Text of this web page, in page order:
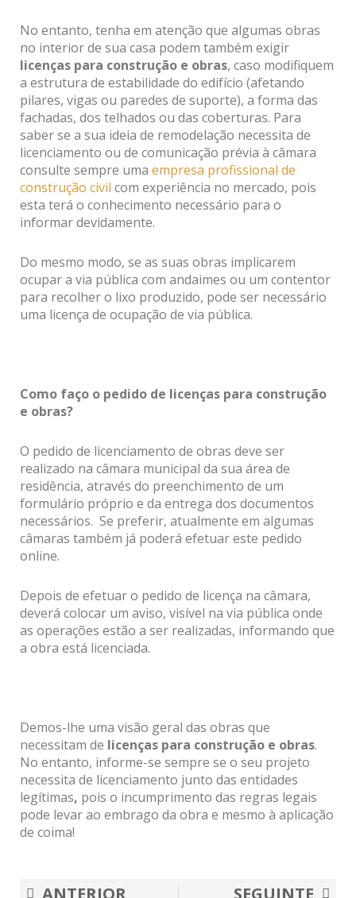
No entanto, tenha em atenção que algumas obras
no interior de sua casa podem também exigir
licenças para construção e obras, caso modifiquem
a estrutura de estabilidade do edifício (afetando
pilares, vigas ou paredes de suporte), a forma das
fachadas, dos telhados ou das coberturas. Para
saber se a sua ideia de remodelação necessita de
licenciamento ou de comunicação prévia à câmara
consulte sempre uma empresa profissional de
construção civil com experiência no mercado, pois
esta terá o conhecimento necessário para o
informar devidamente.
Do mesmo modo, se as suas obras implicarem
ocupar a via pública com andaimes ou um contentor
para recolher o lixo produzido, pode ser necessário
uma licença de ocupação de via pública.
Como faço o pedido de licenças para construção
e obras?
O pedido de licenciamento de obras deve ser
realizado na câmara municipal da sua área de
residência, através do preenchimento de um
formulário próprio e da entrega dos documentos
necessários. Se preferir, atualmente em algumas
câmaras também já poderá efetuar este pedido
online.
Depois de efetuar o pedido de licença na câmara,
deverá colocar um aviso, visível na via pública onde
as operações estão a ser realizadas, informando que
a obra está licenciada.
Demos-lhe uma visão geral das obras que
necessitam de licenças para construção e obras.
No entanto, informe-se sempre se o seu projeto
necessita de licenciamento junto das entidades
legítimas, pois o incumprimento das regras legais
pode levar ao embrago da obra e mesmo à aplicação
de coima!
Prev
ANTERIOR SEGUINTE